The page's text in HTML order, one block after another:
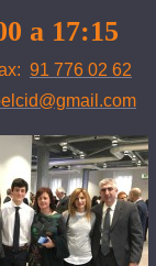
a 17:15
91 776 02 62